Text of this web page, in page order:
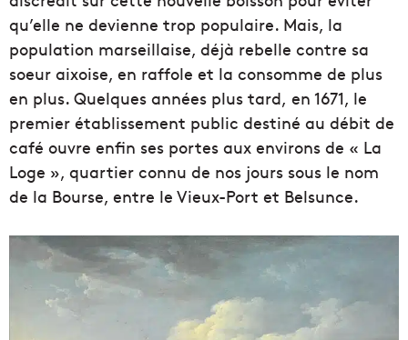
qu’elle ne devienne trop populaire. Mais, la
population marseillaise, déjà rebelle contre sa
soeur aixoise, en raffole et la consomme de plus
en plus. Quelques années plus tard, en 1671, le
premier établissement public destiné au débit de
café ouvre enfin ses portes aux environs de « La
Loge », quartier connu de nos jours sous le nom
de la Bourse, entre le Vieux-Port et Belsunce.